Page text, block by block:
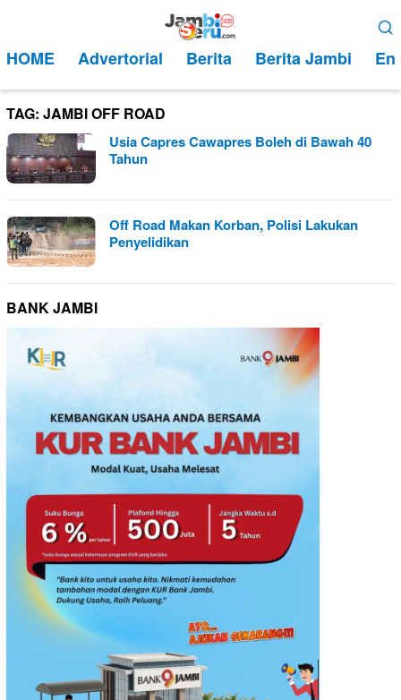
kontenMobile
HOME Advertorial Berita Berita Jambi
TAG: JAMBI OFF ROAD
Usia Capres Cawapres Boleh di Bawah 40
Tahun
Off Road Makan Korban, Polisi Lakukan
Penyelidikan
BANK JAMBI